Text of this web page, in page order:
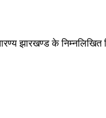
झारखण्ड के